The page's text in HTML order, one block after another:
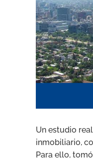
Un estudio
inmobiliario,
Para ello,